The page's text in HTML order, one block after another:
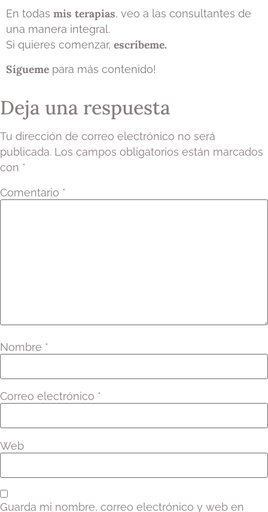
En todas mis terapias, veo a las consultantes de
una manera integral.
Si quieres comenzar, escríbeme.
Sígueme para más contenido!
Deja una respuesta
Tu dirección de correo electrónico no será
publicada. Los campos obligatorios están marcados
con *
Comentario *
Nombre *
Correo electrónico *
Web
Guarda mi nombre, correo electrónico y web en